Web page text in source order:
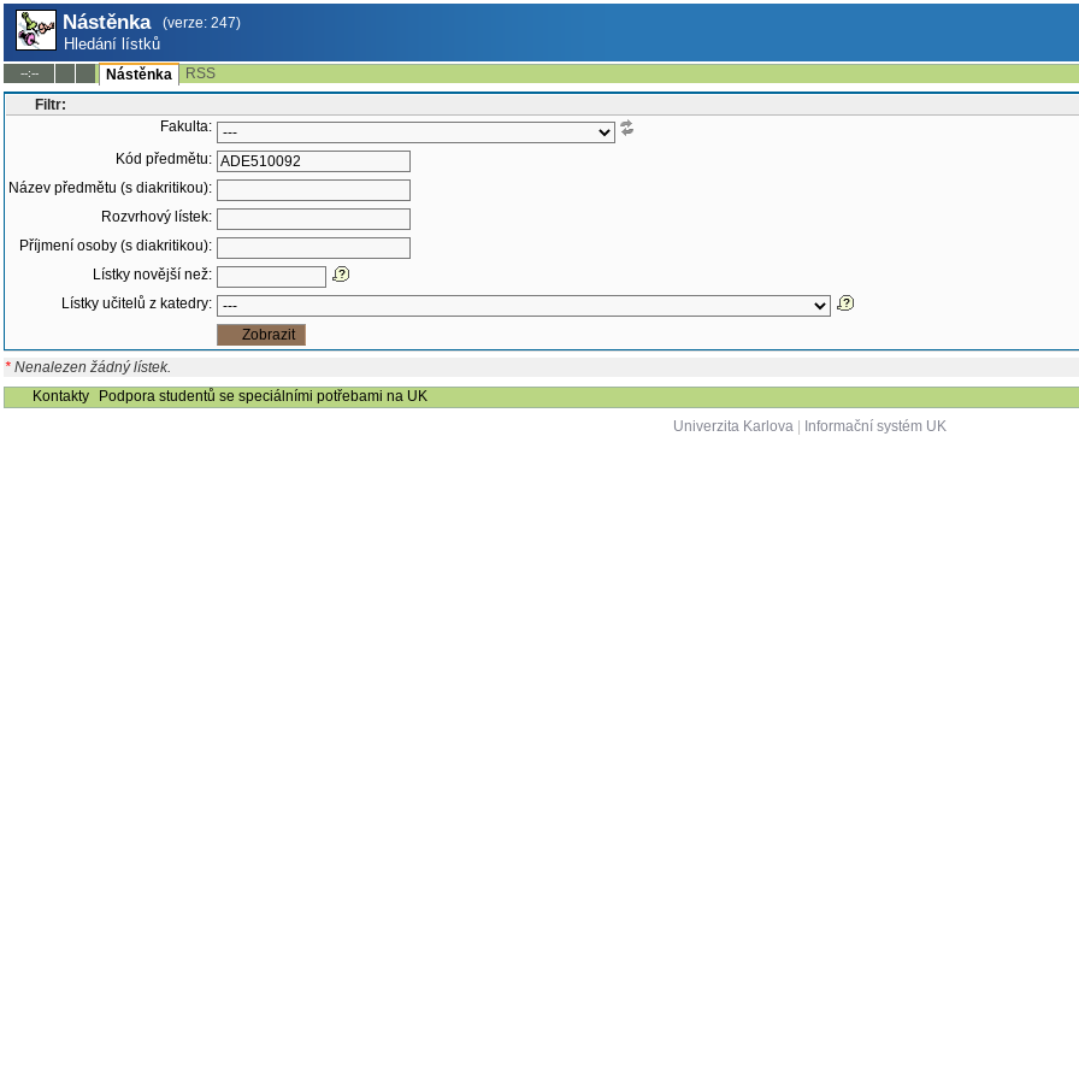
Nástěnka (verze: 247)
Hledání lístků
--:-- Nástěnka
RSS
Filtr:
Fakulta:
Kód předmětu:
Název předmětu (s diakritikou):
Rozvrhový lístek:
Příjmení osoby (s diakritikou):
Lístky novější než:
Lístky učitelů z katedry:
* Nenalezen žádný lístek.
Kontakty
Podpora studentů se speciálními potřebami na UK
Univerzita Karlova| Informační systém UK